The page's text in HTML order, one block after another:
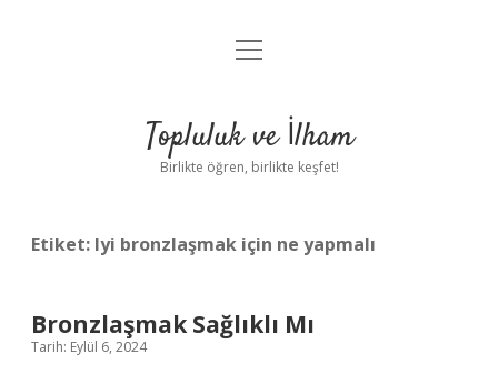
Anasayfa
Yasal Uyarı
menüyü
Topluluk ve İlham
Birlikte öğren, birlikte keşfet!
Etiket: Iyi bronzlaşmak için ne yapmalı
Bronzlaşmak Sağlıklı Mı
Tarih: Eylül 6, 2024